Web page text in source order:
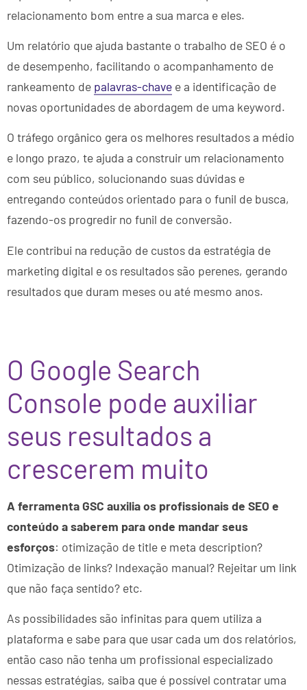
relacionamento bom entre a sua marca e eles.
Um relatório que ajuda bastante o trabalho de SEO é o
de desempenho, facilitando o acompanhamento de
rankeamento de palavras-chave e a identificação de
novas oportunidades de abordagem de uma keyword.
O tráfego orgânico gera os melhores resultados a médio
e longo prazo, te ajuda a construir um relacionamento
com seu público, solucionando suas dúvidas e
entregando conteúdos orientado para o funil de busca,
fazendo-os progredir no funil de conversão.
Ele contribui na redução de custos da estratégia de
marketing digital e os resultados são perenes, gerando
resultados que duram meses ou até mesmo anos.
O Google Search
Console pode auxiliar
seus resultados a
crescerem muito
A ferramenta GSC auxilia os profissionais de SEO e
conteúdo a saberem para onde mandar seus
esforços: otimização de title e meta description?
Otimização de links? Indexação manual? Rejeitar um link
que não faça sentido? etc.
As possibilidades são infinitas para quem utiliza a
plataforma e sabe para que usar cada um dos relatórios,
então caso não tenha um profissional especializado
nessas estratégias, saiba que é possível contratar uma